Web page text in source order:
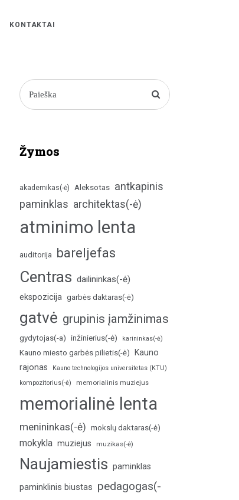
KONTAKTAI
Žymos
akademikas(-ė) Aleksotas antkapinis
paminklas architektas(-ė)
atminimo lenta
auditorija bareljefas
Centras dailininkas(-ė)
ekspozicija garbės daktaras(-ė)
gatvė grupinis įamžinimas
gydytojas(-a) inžinierius(-ė) karininkas(-ė)
Kauno miesto garbės pilietis(-ė)
Kauno
rajonas
Kauno technologijos universitetas (KTU)
kompozitorius(-ė)
memorialinis muziejus
memorialinė lenta
menininkas(-ė) mokslų daktaras(-ė)
mokykla muziejus muzikas(-ė)
Naujamiestis paminklas
paminklinis biustas pedagogas(-